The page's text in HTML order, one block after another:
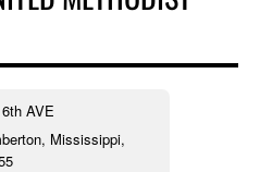
AVE
Mississippi,